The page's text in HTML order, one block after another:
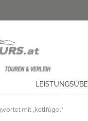
mit „kotlfügel“